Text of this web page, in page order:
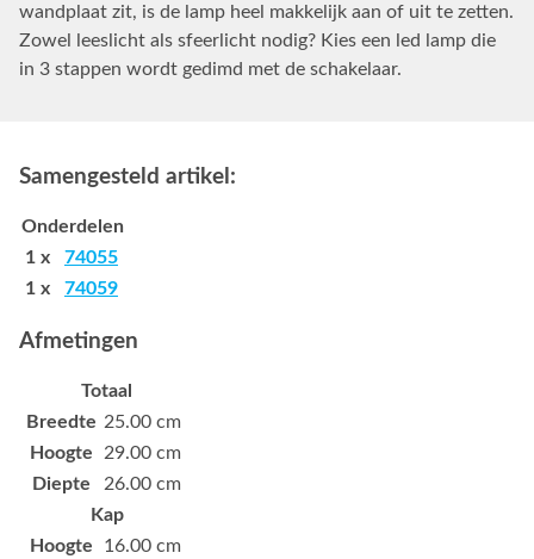
wandplaat zit, is de lamp heel makkelijk aan of uit te zetten.
Zowel leeslicht als sfeerlicht nodig? Kies een led lamp die
in 3 stappen wordt gedimd met de schakelaar.
Samengesteld artikel:
Onderdelen
1 x 74055
1 x 74059
Afmetingen
Totaal
Breedte 25.00 cm
Hoogte
29.00 cm
Diepte
26.00 cm
Kap
Hoogte
16.00 cm